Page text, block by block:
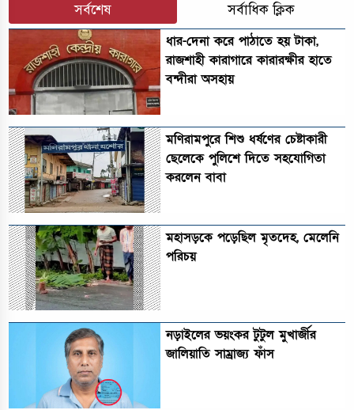
সর্বশেষ সর্বাধিক ক্লিক
ধার-দেনা করে পাঠাতে হয় টাকা,
রাজশাহী কারাগারে কারারক্ষীর হাতে
বন্দীরা অসহায়
মণিরামপুরে শিশু ধর্ষণের চেষ্টাকারী
ছেলেকে পুলিশে দিতে সহযোগিতা
করলেন বাবা
মহাসড়কে পড়েছিল মৃতদেহ, মেলেনি
পরিচয়
নড়াইলের ভয়ংকর টুটুল মুখার্জীর
জালিয়াতি সাম্রাজ্য ফাঁস